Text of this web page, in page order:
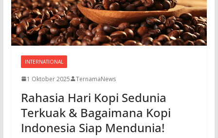
INTERNATIONAL
1 Oktober 2025 TernamaNews
Rahasia Hari Kopi Sedunia
Terkuak & Bagaimana Kopi
Indonesia Siap Mendunia!